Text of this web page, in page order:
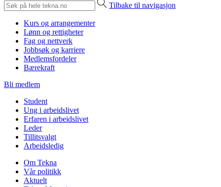
Tilbake til navigasjon
Kurs og arrangementer
Lønn og rettigheter
Fag og nettverk
Jobbsøk og karriere
Medlemsfordeler
Bærekraft
Bli medlem
Student
Ung i arbeidslivet
Erfaren i arbeidslivet
Leder
Tillitsvalgt
Arbeidsledig
Om Tekna
Vår politikk
Aktuelt